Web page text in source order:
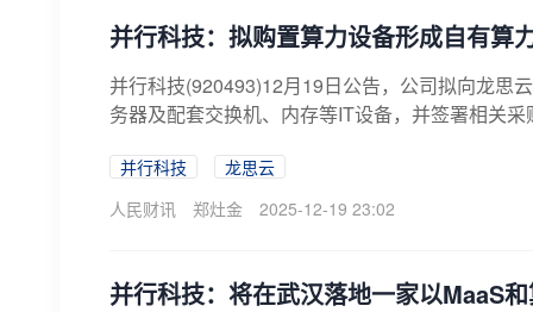
并行科技：拟购置算力设备形成自有算
并行科技(920493)12月19日公告，公司拟向龙思
务器及配套交换机、内存等IT设备，并签署相关
并行科技
龙思云
人民财讯
郑灶金 2025-12-19 23:02
并行科技：将在武汉落地一家以MaaS